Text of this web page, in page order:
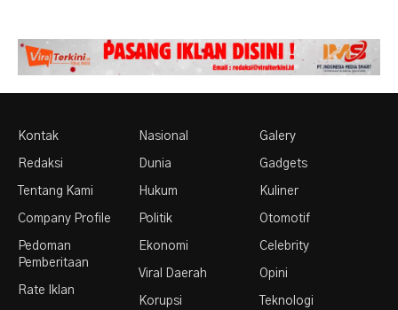
Kontak
Redaksi
Tentang Kami
Company Profile
Pedoman
Pemberitaan
Rate Iklan
Nasional
Dunia
Hukum
Politik
Ekonomi
Viral Daerah
Korupsi
Galery
Gadgets
Kuliner
Otomotif
Celebrity
Opini
Teknologi